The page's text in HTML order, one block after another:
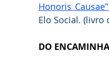
Honoris
Elo Social. (livro
DO